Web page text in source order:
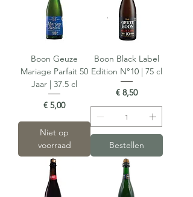
Boon Geuze
Mariage Parfait 50
Jaar | 37.5 cl
Prijs
€ 5,00
Niet op
voorraad
Boon Black Label
Edition N°10 | 75 cl
Prijs
€ 8,50
Bestellen